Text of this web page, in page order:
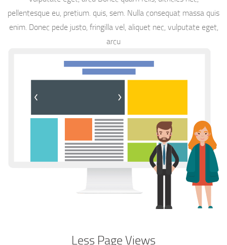
pellentesque eu, pretium. quis, sem. Nulla consequat massa quis
enim. Donec pede justo, fringilla vel, aliquet nec, vulputate eget,
arcu
Less Page Views